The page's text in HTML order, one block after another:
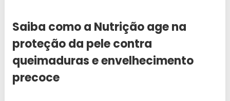
Saiba como a Nutrição age na
proteção da pele contra
queimaduras e envelhecimento
precoce